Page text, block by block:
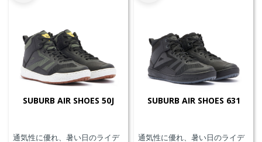
SUBURB AIR SHOES 50J
通気性に優れ、暑い日のライデ
SUBURB AIR SHOES 631
通気性に優れ、暑い日のライデ